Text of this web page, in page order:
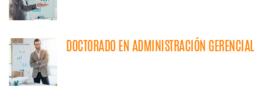
DOCTORADO EN ADMINISTRACIÓN GERENCIAL